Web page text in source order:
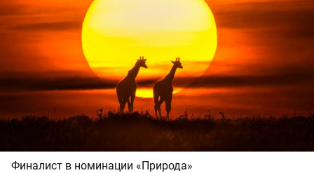
Финалист в номинации «Природа»